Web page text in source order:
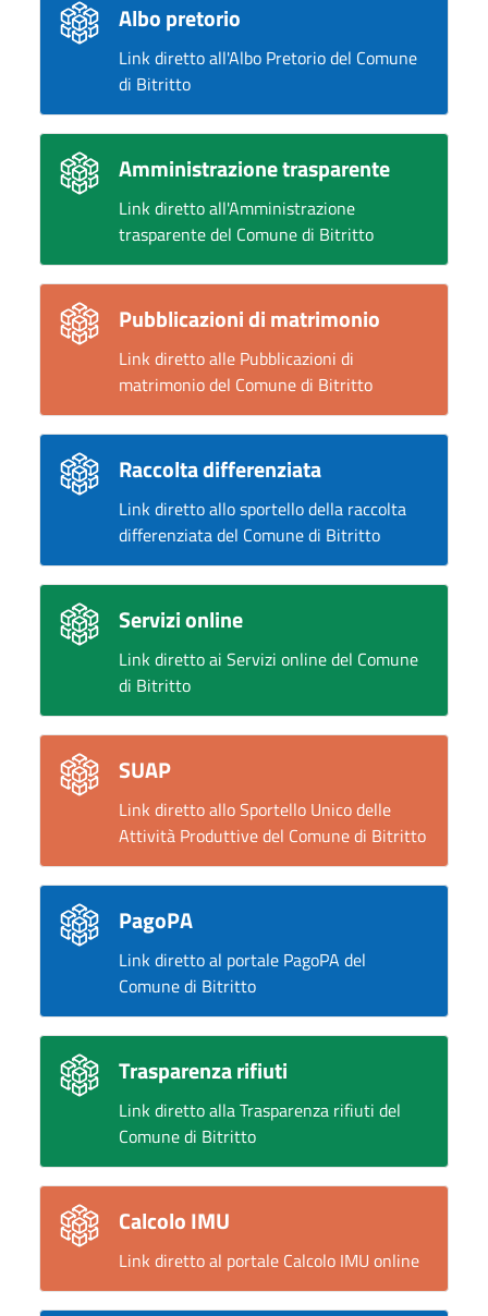
Albo pretorio
Link diretto all'Albo Pretorio del Comune
di Bitritto
Amministrazione trasparente
Link diretto all'Amministrazione
trasparente del Comune di Bitritto
Pubblicazioni di matrimonio
Link diretto alle Pubblicazioni di
matrimonio del Comune di Bitritto
Raccolta differenziata
Link diretto allo sportello della raccolta
differenziata del Comune di Bitritto
Servizi online
Link diretto ai Servizi online del Comune
di Bitritto
SUAP
Link diretto allo Sportello Unico delle
Attività Produttive del Comune di Bitritto
PagoPA
Link diretto al portale PagoPA del
Comune di Bitritto
Trasparenza rifiuti
Link diretto alla Trasparenza rifiuti del
Comune di Bitritto
Calcolo IMU
Link diretto al portale Calcolo IMU online